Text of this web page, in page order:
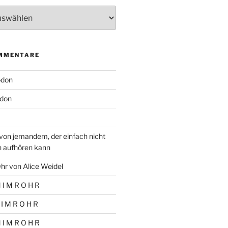
jemandem, der einfach nicht
aufhören kann
von Alice Weidel
I M R O H R
M R O H R
I M R O H R